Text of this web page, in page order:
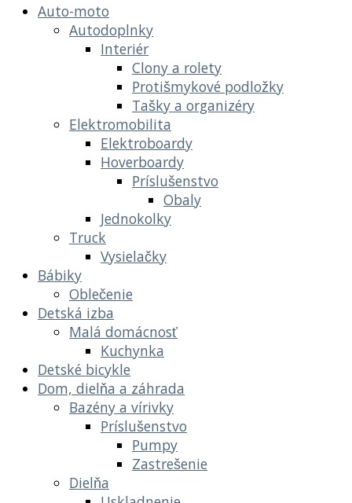
Auto-moto
Autodoplnky
Interiér
Clony a rolety
Protišmykové podložky
Tašky a organizéry
Elektromobilita
Elektroboardy
Hoverboardy
Príslušenstvo
Obaly
Jednokolky
Truck
Vysielačky
Bábiky
Oblečenie
Detská izba
Malá domácnosť
Kuchynka
Detské bicykle
Dom, dielňa a záhrada
Bazény a vírivky
Príslušenstvo
Pumpy
Zastrešenie
Dielňa